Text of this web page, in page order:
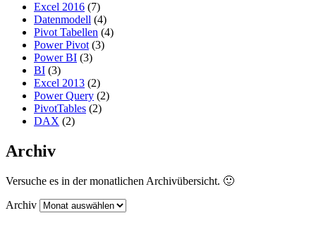
Excel 2016 (7)
Datenmodell (4)
Pivot Tabellen (4)
Power Pivot (3)
Power BI (3)
BI (3)
Excel 2013 (2)
Power Query (2)
PivotTables (2)
DAX (2)
Archiv
Versuche es in der monatlichen Archivübersicht. 🙂
Archiv